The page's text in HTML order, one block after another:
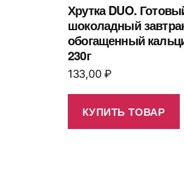
Хрутка DUO.
шоколадный
обогащенный
230г
133,00₽
КУПИТЬ ТОВАР